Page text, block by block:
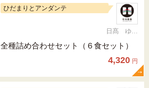
ひだまりとアンダンテ
日髙 ゆかり
全種詰め合わせセット（６食セット）
4,320 円